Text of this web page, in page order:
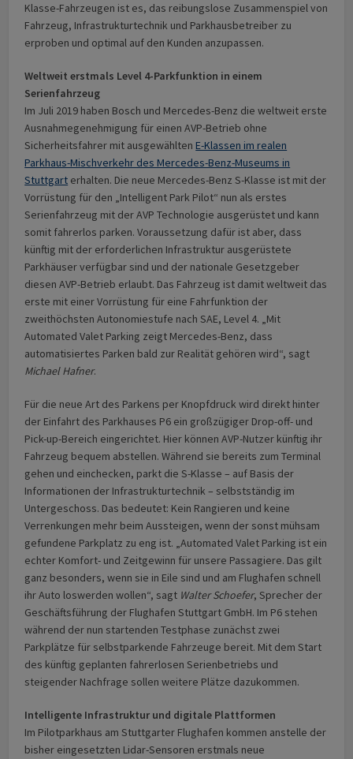
Klasse-Fahrzeugen ist es, das reibungslose Zusammenspiel von
Fahrzeug, Infrastrukturtechnik und Parkhausbetreiber zu
erproben und optimal auf den Kunden anzupassen.
Weltweit erstmals Level 4-Parkfunktion in einem
Serienfahrzeug
Im Juli 2019 haben Bosch und Mercedes-Benz die weltweit erste
Ausnahmegenehmigung für einen AVP-Betrieb ohne
Sicherheitsfahrer mit ausgewähltenE-Klassen im realen
Parkhaus-Mischverkehr des Mercedes-Benz-Museums in
Stuttgart erhalten. Die neue Mercedes-Benz S-Klasse ist mit der
Vorrüstung für den „Intelligent Park Pilot“ nun als erstes
Serienfahrzeug mit der AVP Technologie ausgerüstet und kann
somit fahrerlos parken. Voraussetzung dafür ist aber, dass
künftig mit der erforderlichen Infrastruktur ausgerüstete
Parkhäuser verfügbar sind und der nationale Gesetzgeber
diesen AVP-Betrieb erlaubt. Das Fahrzeug ist damit weltweit das
erste mit einer Vorrüstung für eine Fahrfunktion der
zweithöchsten Autonomiestufe nach SAE, Level 4. „Mit
Automated Valet Parking zeigt Mercedes-Benz, dass
automatisiertes Parken bald zur Realität gehören wird“, sagt
Michael Hafner.
Für die neue Art des Parkens per Knopfdruck wird direkt hinter
der Einfahrt des Parkhauses P6 ein großzügiger Drop-off- und
Pick-up-Bereich eingerichtet. Hier können AVP-Nutzer künftig ihr
Fahrzeug bequem abstellen. Während sie bereits zum Terminal
gehen und einchecken, parkt die S-Klasse – auf Basis der
Informationen der Infrastrukturtechnik – selbstständig im
Untergeschoss. Das bedeutet: Kein Rangieren und keine
Verrenkungen mehr beim Aussteigen, wenn der sonst mühsam
gefundene Parkplatz zu eng ist. „Automated Valet Parking ist ein
echter Komfort- und Zeitgewinn für unsere Passagiere. Das gilt
ganz besonders, wenn sie in Eile sind und am Flughafen schnell
ihr Auto loswerden wollen“, sagt Walter Schoefer, Sprecher der
Geschäftsführung der Flughafen Stuttgart GmbH. Im P6 stehen
während der nun startenden Testphase zunächst zwei
Parkplätze für selbstparkende Fahrzeuge bereit. Mit dem Start
des künftig geplanten fahrerlosen Serienbetriebs und
steigender Nachfrage sollen weitere Plätze dazukommen.
Intelligente Infrastruktur und digitale Plattformen
Im Pilotparkhaus am Stuttgarter Flughafen kommen anstelle der
bisher eingesetzten Lidar-Sensoren erstmals neue